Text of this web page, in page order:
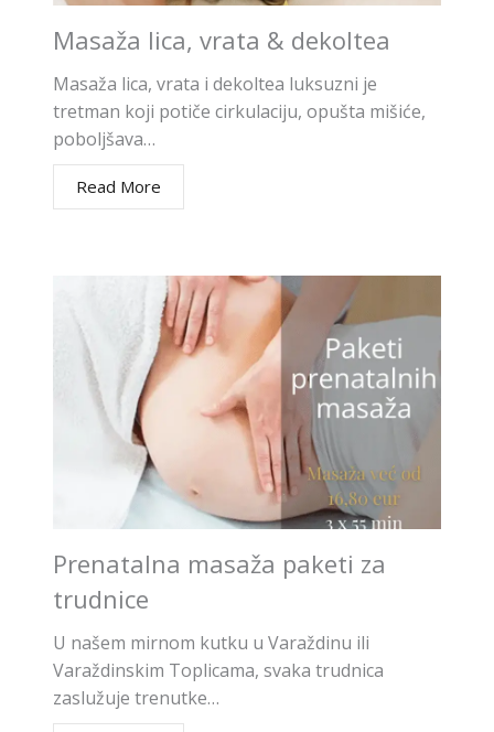
Masaža lica, vrata & dekoltea
Masaža lica, vrata i dekoltea luksuzni je
tretman koji potiče cirkulaciju, opušta mišiće,
poboljšava…
Read More
Prenatalna masaža paketi za
trudnice
U našem mirnom kutku u Varaždinu ili
Varaždinskim Toplicama, svaka trudnica
zaslužuje trenutke…